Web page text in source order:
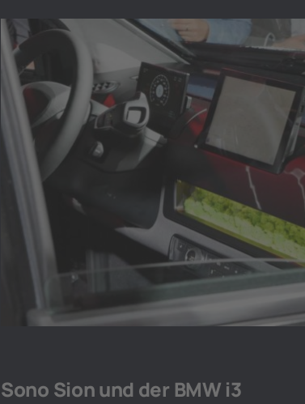
Sono Sion und der BMW i3